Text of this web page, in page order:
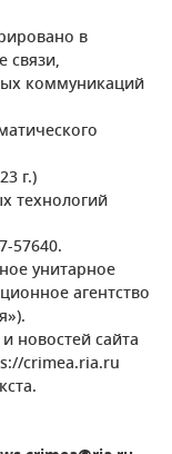
в
связи,
коммуникаций
г.)
технологий
57640.
унитарное
агентство
новостей сайта
crimea.ria.ru